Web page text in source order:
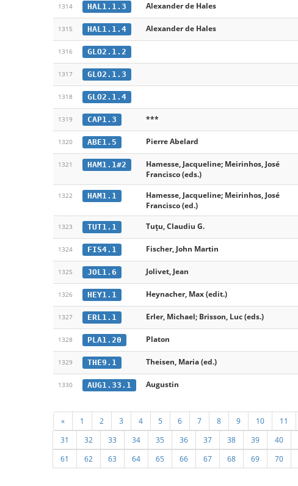
1314 HAL1.1.3 Alexander de Hales
1315 HAL1.1.4 Alexander de Hales
1316 GLO2.1.2
1317 GLO2.1.3
1318 GLO2.1.4
1319 CAP1.3 ***
1320 ABE1.5 Pierre Abelard
1321 HAM1.1#2
Hamesse, Jacqueline; Meirinhos, José
Francisco (eds.)
1322 HAM1.1
Hamesse, Jacqueline; Meirinhos, José
Francisco (ed.)
1323 TUT1.1 Tuțu, Claudiu G.
1324 FIS4.1 Fischer, John Martin
1325 JOL1.6 Jolivet, Jean
1326 HEY1.1 Heynacher, Max (edit.)
1327 ERL1.1 Erler, Michael; Brisson, Luc (eds.)
1328 PLA1.20 Platon
1329 THE9.1 Theisen, Maria (ed.)
1330 AUG1.33.1 Augustin
« 1 2 3 4 5 6 7 8 9 10 11
31
32 33 34 35 36 37 38 39 40
61
62 63 64 65 66 67 68 69 70